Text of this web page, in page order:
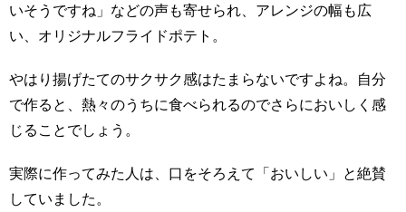
いそうですね」などの声も寄せられ、アレンジの幅も広
い、オリジナルフライドポテト。
やはり揚げたてのサクサク感はたまらないですよね。自分
で作ると、熱々のうちに食べられるのでさらにおいしく感
じることでしょう。
実際に作ってみた人は、口をそろえて「おいしい」と絶賛
していました。